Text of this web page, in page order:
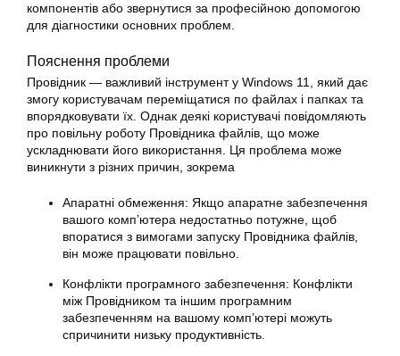
компонентів або звернутися за професійною допомогою
для діагностики основних проблем.
Пояснення проблеми
Провідник — важливий інструмент у Windows 11, який дає
змогу користувачам переміщатися по файлах і папках та
впорядковувати їх. Однак деякі користувачі повідомляють
про повільну роботу Провідника файлів, що може
ускладнювати його використання. Ця проблема може
виникнути з різних причин, зокрема
Апаратні обмеження: Якщо апаратне забезпечення
вашого комп’ютера недостатньо потужне, щоб
впоратися з вимогами запуску Провідника файлів,
він може працювати повільно.
Конфлікти програмного забезпечення: Конфлікти
між Провідником та іншим програмним
забезпеченням на вашому комп’ютері можуть
спричинити низьку продуктивність.